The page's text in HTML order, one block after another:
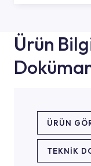
Ürün
ÜRÜN
TEKNİK